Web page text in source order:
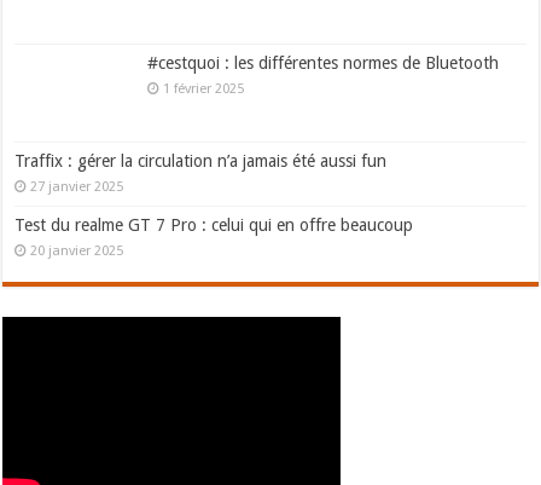
#cestquoi : les différentes normes de Bluetooth
1 février 2025
Traffix : gérer la circulation n’a jamais été aussi fun
27 janvier 2025
Test du realme GT 7 Pro : celui qui en offre beaucoup
20 janvier 2025